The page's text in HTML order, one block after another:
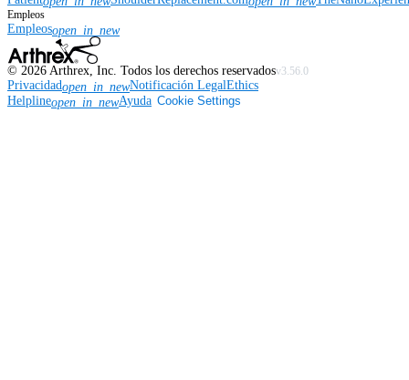
Empleos
Empleosopen_in_new
© 2026 Arthrex, Inc. Todos los derechos reservadosv3.56.0
Privacidadopen_in_newNotificación LegalEthics
Helplineopen_in_newAyuda Cookie Settings